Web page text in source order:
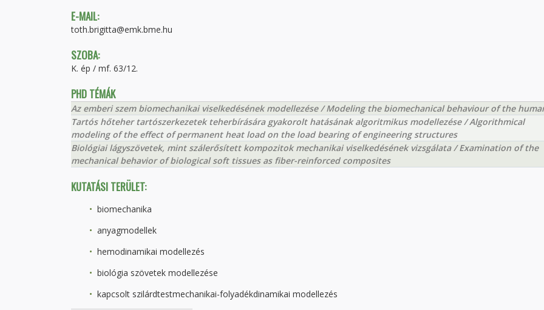
E-MAIL:
toth.brigitta@emk.bme.hu
SZOBA:
K. ép / mf. 63/12.
PHD TÉMÁK
Az emberi szem biomechanikai viselkedésének modellezése / Modeling the biomechanical behaviour of the
Tartós hőteher tartószerkezetek teherbírására gyakorolt hatásának algoritmikus modellezése / Algorithmical
modeling of the effect of permanent heat load on the load bearing of engineering structures
Biológiai lágyszövetek, mint szálerősített kompozitok mechanikai viselkedésének vizsgálata / Examination of the
mechanical behavior of biological soft tissues as fiber-reinforced composites
KUTATÁSI TERÜLET:
biomechanika
anyagmodellek
hemodinamikai modellezés
biológia szövetek modellezése
kapcsolt szilárdtestmechanikai-folyadékdinamikai modellezés